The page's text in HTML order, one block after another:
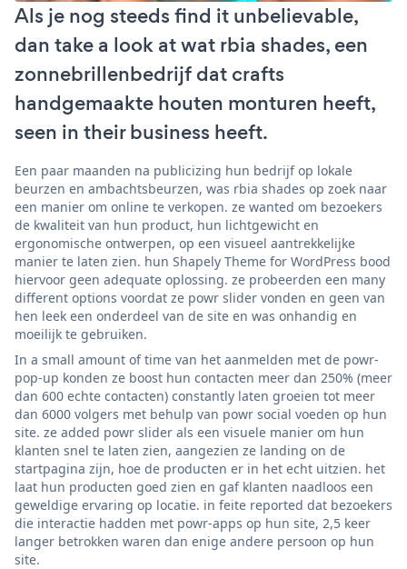
Als je nog steeds find it unbelievable,
dan take a look at wat rbia shades, een
zonnebrillenbedrijf dat crafts
handgemaakte houten monturen heeft,
seen in their business heeft.
Een paar maanden na publicizing hun bedrijf op lokale
beurzen en ambachtsbeurzen, was rbia shades op zoek naar
een manier om online te verkopen. ze wanted om bezoekers
de kwaliteit van hun product, hun lichtgewicht en
ergonomische ontwerpen, op een visueel aantrekkelijke
manier te laten zien. hun Shapely Theme for WordPress bood
hiervoor geen adequate oplossing. ze probeerden een many
different options voordat ze powr slider vonden en geen van
hen leek een onderdeel van de site en was onhandig en
moeilijk te gebruiken.
In a small amount of time van het aanmelden met de powr-
pop-up konden ze boost hun contacten meer dan 250% (meer
dan 600 echte contacten) constantly laten groeien tot meer
dan 6000 volgers met behulp van powr social voeden op hun
site. ze added powr slider als een visuele manier om hun
klanten snel te laten zien, aangezien ze landing on de
startpagina zijn, hoe de producten er in het echt uitzien. het
laat hun producten goed zien en gaf klanten naadloos een
geweldige ervaring op locatie. in feite reported dat bezoekers
die interactie hadden met powr-apps op hun site, 2,5 keer
langer betrokken waren dan enige andere persoon op hun
site.